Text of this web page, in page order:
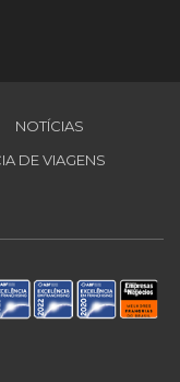
NOTÍCIAS
DE VIAGENS